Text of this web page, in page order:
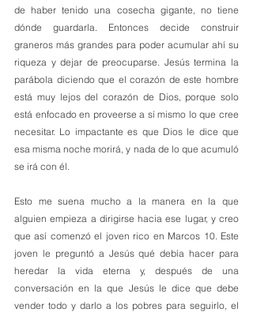
de haber tenido una cosecha gigante, no tiene
dónde guardarla. Entonces decide construir
graneros más grandes para poder acumular ahí su
riqueza y dejar de preocuparse. Jesús termina la
parábola diciendo que el corazón de este hombre
está muy lejos del corazón de Dios, porque solo
está enfocado en proveerse a sí mismo lo que cree
necesitar. Lo impactante es que Dios le dice que
esa misma noche morirá, y nada de lo que acumuló
se irá con él.
Esto me suena mucho a la manera en la que
alguien empieza a dirigirse hacia ese lugar, y creo
que así comenzó el joven rico en Marcos 10. Este
joven le preguntó a Jesús qué debía hacer para
heredar la vida eterna y, después de una
conversación en la que Jesús le dice que debe
vender todo y darlo a los pobres para seguirlo, el